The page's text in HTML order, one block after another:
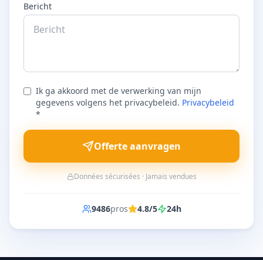
Bericht
Ik ga akkoord met de verwerking van mijn
gegevens volgens het privacybeleid. Privacybeleid
*
Offerte aanvragen
Données sécurisées · Jamais vendues
9486pros 4.8/5 24h